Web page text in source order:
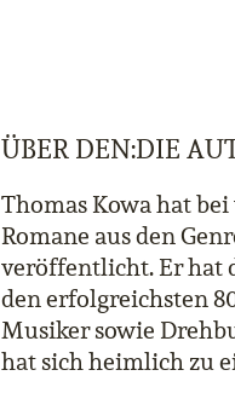
ÜBER DEN:DIE
Thomas Kowa hat
Romane aus den
veröffentlicht. Er hat
den erfolgreichsten
Musiker sowie
hat sich heimlich zu